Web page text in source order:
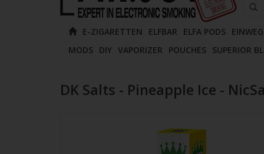
die
Pfeile
und
E-ZIGARETTEN ELFBAR ELFA PODS
MODS DIY VAPORIZER POUCHES SUPERIOR
DK Salts - Pineapple Ice -